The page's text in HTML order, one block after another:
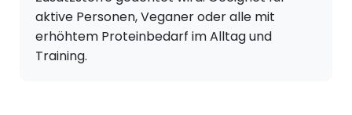
aktive Personen, Veganer oder alle mit
erhöhtem Proteinbedarf im Alltag und
Training.